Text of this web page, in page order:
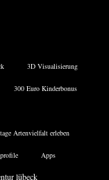
3D Visualisierung
300 Euro Kinderbonus
Artenvielfalt erleben
Apps
lübeck